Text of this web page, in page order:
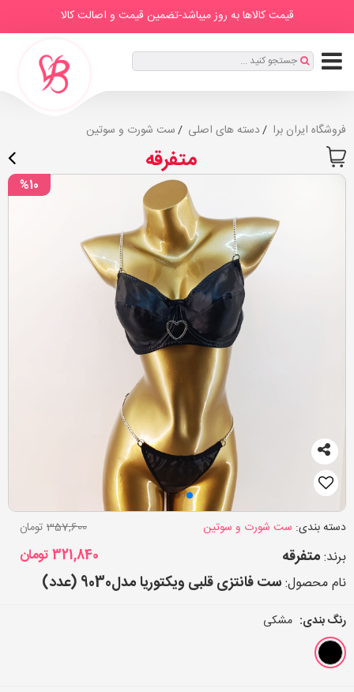
IranBra
اصلی ها ما
ثبت
|
قیمت کالاها به روز میباشد-تضمین قیمت و اصالت کالا
جستجو کنید ...
فروشگاه ایران برا دسته های اصلی ست شورت و سوتین
متفرقه
%10
دسته بندی: ست شورت و سوتین 357,600 تومان
برند:متفرقه 321,840تومان
نام محصول:ست فانتزی قلبی ویکتوریا مدل9030 (عدد)
رنگ بندی: مشکی